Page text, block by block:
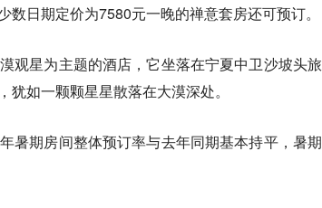
日期定价为7580元一晚的禅意套房还可预订。
观星为主题的酒店，它坐落在宁夏中卫沙坡头旅
如一颗颗星星散落在大漠深处。
暑期房间整体预订率与去年同期基本持平，暑期